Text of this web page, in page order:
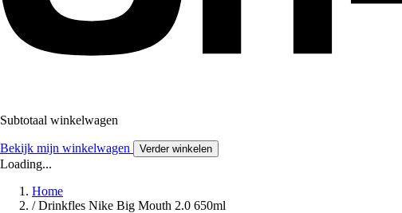
Subtotaal winkelwagen
Bekijk mijn winkelwagen Verder winkelen
Loading...
Home
/ Drinkfles Nike Big Mouth 2.0 650ml